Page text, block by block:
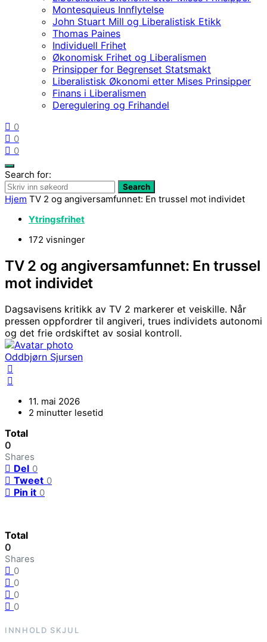
Montesquieus Innflytelse
John Stuart Mill og Liberalistisk Etikk
Thomas Paines
Individuell Frihet
Økonomisk Frihet og Liberalismen
Prinsipper for Begrenset Statsmakt
Liberalistisk Økonomi etter Mises Prinsipper
Finans i Liberalismen
Deregulering og Frihandel
0
0
0
Search for:
Search
Hjem TV 2 og angiversamfunnet: En trussel mot individet
Ytringsfrihet
172 visninger
TV 2 og angiversamfunnet: En trussel
mot individet
Dagsavisens kritikk av TV 2 markerer et veiskille. Når
pressen oppfordrer til angiveri, trues individets autonomi
og det frie ordskiftet av sosial kontroll.
Oddbjørn Sjursen
11. mai 2026
2 minutter lesetid
Total
0
Shares
Del 0
Tweet 0
Pin it 0
Total
0
Shares
0
0
0
0
INNHOLD SKJUL